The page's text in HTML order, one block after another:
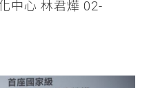
中心 林君燁 02-